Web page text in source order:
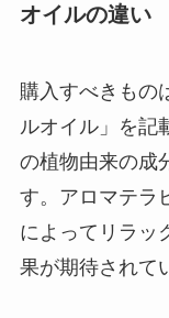
オイルの違い
購入すべきもの
ルオイル」を記
の植物由来の成
す。アロマテラ
によってリラッ
果が期待されて